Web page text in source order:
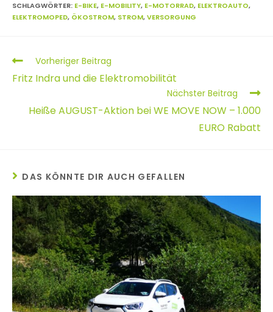
SCHLAGWÖRTER: E-BIKE, E-MOBILITY, E-MOTORRAD, ELEKTROAUTO,
ELEKTROMOPED, ÖKOSTROM, STROM,VERSORGUNG
Vorheriger Beitrag
Fritz Indra und die Elektromobilität
Nächster Beitrag
Heiße AUGUST-Aktion bei WE MOVE NOW – 1.000
EURO Rabatt
DAS KÖNNTE DIR AUCH GEFALLEN